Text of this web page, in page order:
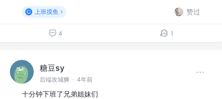
上班摸鱼 赞过
4 1
糖豆sy
后端攻城狮 · 4年前
十分钟下班了兄弟姐妹们